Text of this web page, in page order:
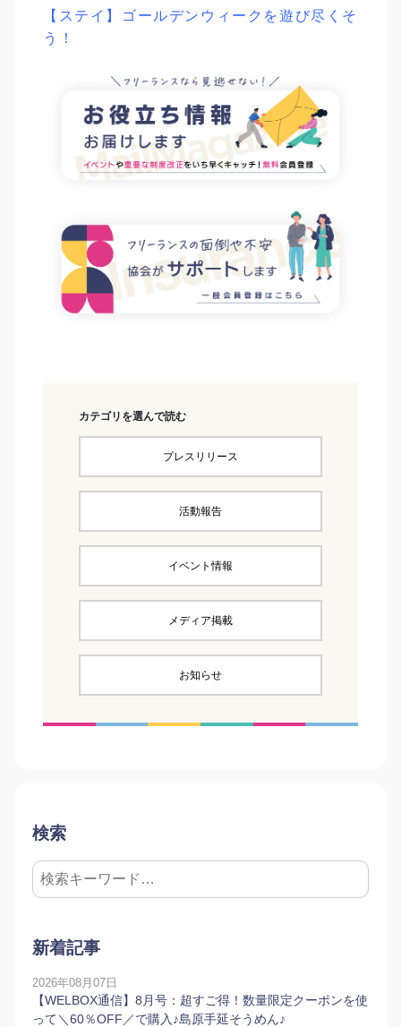
【ステイ】ゴールデンウィークを遊び尽くそ
う！
カテゴリを選んで読む
プレスリリース
活動報告
イベント情報
メディア掲載
お知らせ
検索
新着記事
2026年08月07日
【WELBOX通信】8月号：超すご得！数量限定クーポンを使
って＼60％OFF／で購入♪島原手延そうめん♪